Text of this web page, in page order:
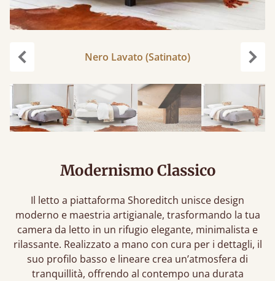
Nero Lavato (Satinato)
Modernismo Classico
Il letto a piattaforma Shoreditch unisce design
moderno e maestria artigianale, trasformando la tua
camera da letto in un rifugio elegante, minimalista e
rilassante. Realizzato a mano con cura per i dettagli, il
suo profilo basso e lineare crea un’atmosfera di
tranquillità, offrendo al contempo una durata